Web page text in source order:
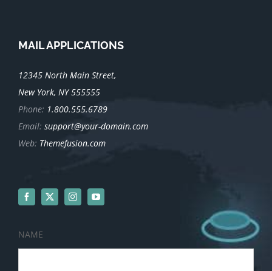
MAIL APPLICATIONS
12345 North Main Street,
New York, NY 555555
Phone: 1.800.555.6789
Email: support@your-domain.com
Web: Themefusion.com
NAME